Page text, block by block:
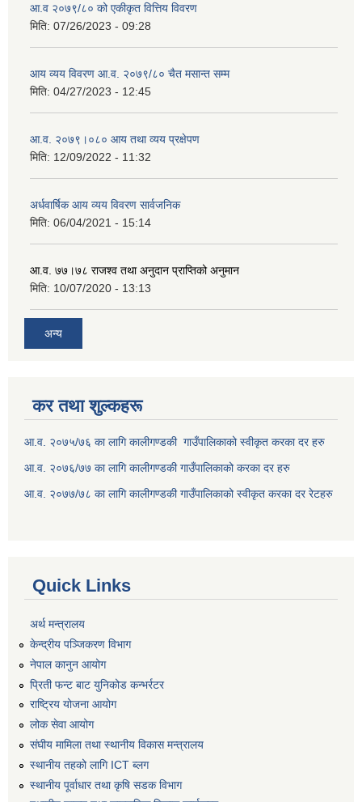
आ.व २०७९/८० को एकीकृत वित्तिय विवरण
मिति: 07/26/2023 - 09:28
आय व्यय विवरण आ.व. २०७९/८० चैत मसान्त सम्म
मिति: 04/27/2023 - 12:45
आ.व. २०७९।०८० आय तथा व्यय प्रक्षेपण
मिति: 12/09/2022 - 11:32
अर्धवार्षिक आय व्यय विवरण सार्वजनिक
मिति: 06/04/2021 - 15:14
आ.व. ७७।७८ राजश्व तथा अनुदान प्राप्तिको अनुमान
मिति: 10/07/2020 - 13:13
अन्य
कर तथा शुल्कहरू
आ.व. २०७५/७६ का लागि कालीगण्डकी गाउँपालिकाको स्वीकृत करका दर हरु
आ.व. २०७६/७७ का लागि कालीगण्डकी गाउँपालिकाको करका दर हरु
आ.व. २०७७/७८ का लागि कालीगण्डकी गाउँपालिकाको स्वीकृत करका दर रेटहरु
Quick Links
अर्थ मन्त्रालय
केन्द्रीय पञ्जिकरण विभाग
नेपाल कानुन आयोग
प्रिती फन्ट बाट युनिकोड कन्भर्रटर
राष्ट्रिय योजना आयोग
लोक सेवा आयोग
संघीय मामिला तथा स्थानीय विकास मन्त्रालय
स्थानीय तहको लागि ICT ब्लग
स्थानीय पूर्वाधार तथा कृषि सडक विभाग